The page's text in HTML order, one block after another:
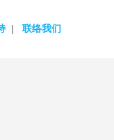
联络我们